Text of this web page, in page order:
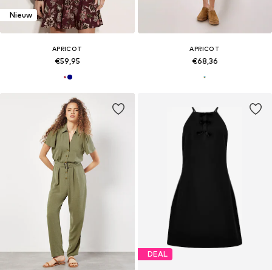
Nieuw
APRICOT
€59,95
APRICOT
€68,36
DEAL